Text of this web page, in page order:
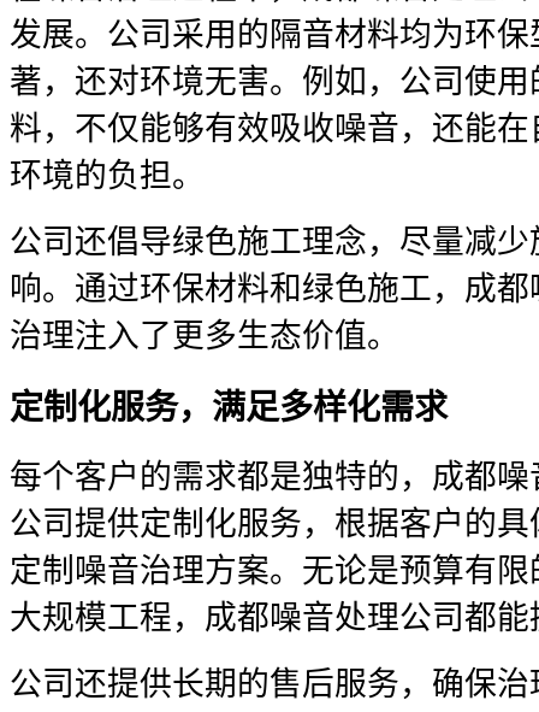
发展。公司采用的隔音材料均为环
著，还对环境无害。例如，公司使
料，不仅能够有效吸收噪音，还能
环境的负担。
公司还倡导绿色施工理念，尽量减
响。通过环保材料和绿色施工，成
治理注入了更多生态价值。
定制化服务，满足多样化需求
每个客户的需求都是独特的，成都
公司提供定制化服务，根据客户的
定制噪音治理方案。无论是预算有
大规模工程，成都噪音处理公司都
公司还提供长期的售后服务，确保